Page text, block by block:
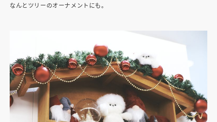
なんとツリーのオーナメントにも。